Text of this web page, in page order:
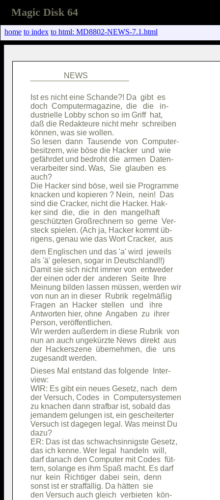
Magic Disk 64
home to index to html: MD8802-NEWS-7.1.html
                 NEWS
Ist es nicht eine Schande?! Da  gibt  es
doch  Computermagazine,  die   die   in-
dustrielle Lobby schon so im Griff  hat,
daß die Redakteure nicht mehr  schreiben
können, was sie wollen.
So lesen  dann  Tausende  von  Computer-
besitzern, wie böse die Hacker  und  wie
gefährdet und bedroht die  armen  Daten-
verarbeiter sind. Was,  Sie  glauben  es
auch?
Die Hacker sind böse, weil sie Programme
knacken und kopieren ? Nein,  nein!  Das
sind die Cracker, nicht die Hacker. Hak-
ker sind  die,  die  in  den  mangelhaft
geschützten Großrechnern so  gerne  Ver-
steck spielen. (Ach ja, Hacker kommt üb-
dem Englischen und das 'a' wird  jeweils
als 'ä' gelesen, sogar in Deutschland!!)
Damit sie sich nicht immer von  entweder
der einen oder der  anderen  Seite  Ihre
Meinung bilden lassen müssen, werden wir
von nun an in dieser  Rubrik  regelmäßig
Fragen  an  Hacker  stellen   und   ihre
Antworten hier, ohne  Angaben  zu  ihrer
Person, veröffentlichen.
Wir werden außerdem in diese Rubrik  von
nun an auch ungekürzte News  direkt  aus
der  Hackerszene  übernehmen,  die   uns
Dieses Mal entstand das folgende  Inter-
view:
WIR: Es gibt ein neues Gesetz, nach  dem
der Versuch, Codes  in  Computersystemen
zu knachen dann strafbar ist, sobald das
jemandem gelungen ist, ein gescheiterter
Versuch ist dagegen legal. Was meinst Du
dazu?
ER: Das ist das schwachsinnigste Gesetz,
das ich kenne. Wer legal  handeln  will,
darf danach den Computer mit Codes  füt-
tern, solange es ihm Spaß macht. Es darf
nur  kein  Richtiger  dabei  sein,  denn
sonst ist er straffällig. Da hätten  sie
den Versuch auch gleich  verbieten  kön-